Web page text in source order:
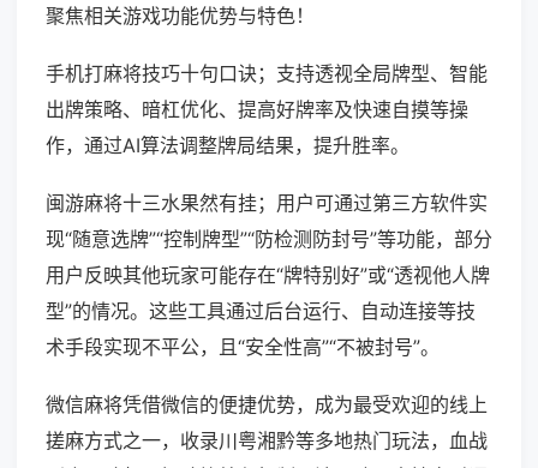
聚焦相关游戏功能优势与特色！
手机打麻将技巧十句口诀；支持透视全局牌型、智能
出牌策略、暗杠优化、提高好牌率及快速自摸等操
作，通过AI算法调整牌局结果，提升胜率。
闽游麻将十三水果然有挂；用户可通过第三方软件实
现“随意选牌”“控制牌型”“防检测防封号”等功能，部分
用户反映其他玩家可能存在“牌特别好”或“透视他人牌
型”的情况。这些工具通过后台运行、自动连接等技
术手段实现不平公，且“安全性高”“不被封号”。
微信麻将凭借微信的便捷优势，成为最受欢迎的线上
搓麻方式之一，收录川粤湘黔等多地热门玩法，血战